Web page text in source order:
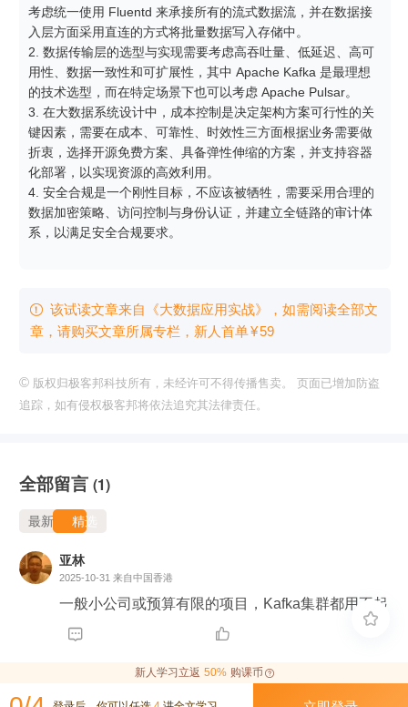
考虑统一使用 Fluentd 来承接所有的流式数据流，并在数据接
入层方面采用直连的方式将批量数据写入存储中。
2. 数据传输层的选型与实现需要考虑高吞吐量、低延迟、高可
用性、数据一致性和可扩展性，其中 Apache Kafka 是最理想
的技术选型，而在特定场景下也可以考虑 Apache Pulsar。
3. 在大数据系统设计中，成本控制是决定架构方案可行性的关
键因素，需要在成本、可靠性、时效性三方面根据业务需要做
折衷，选择开源免费方案、具备弹性伸缩的方案，并支持容器
化部署，以实现资源的高效利用。
4. 安全合规是一个刚性目标，不应该被牺牲，需要采用合理的
数据加密策略、访问控制与身份认证，并建立全链路的审计体
系，以满足安全合规要求。
 该试读文章来自《大数据应用实战》，如需阅读全部文
章，请购买文章所属专栏 ，新⼈⾸单¥59
© 版权归极客邦科技所有，未经许可不得传播售卖。 页面已增加防盗
追踪，如有侵权极客邦将依法追究其法律责任。
全部留言 (1)
最新 精选
亚林
2025-10-31 来自中国香港
一般小公司或预算有限的项目，Kafka集群都用不起
 
新人学习立返 50% 购课币
